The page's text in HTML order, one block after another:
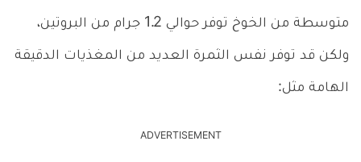
متوسطة من الخوخ توفر حوالي 1.2 جرام من البروتين،
ولكن قد توفر نفس الثمرة العديد من المغذيات الدقيقة
الهامة مثل:
ADVERTISEMENT